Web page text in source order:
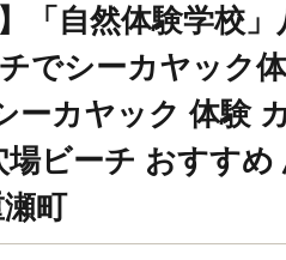
「自然体験学校
でシーカヤック
ーカヤック 体験
ビーチ おすすめ
町